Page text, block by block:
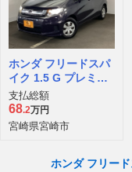
ホンダ フリードスパ
イク 1.5 G プレミア
ムエディション
支払総額
68.2万円
宮崎県宮崎市
ホンダ フリー